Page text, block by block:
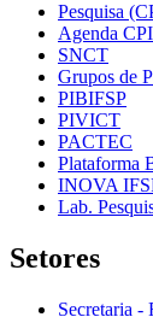
Pesquisa
Agenda
SNCT
Grupos de
PIBIFSP
PIVICT
PACTEC
Plataforma
INOVA
Lab.
Setores
Secretaria -